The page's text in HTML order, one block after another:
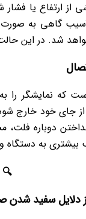
از ارتفاع یا
گاهی به‌
شد. در این
که نمایشگر را
از جای خود
دوباره
به دستگاه
دلایل سفید